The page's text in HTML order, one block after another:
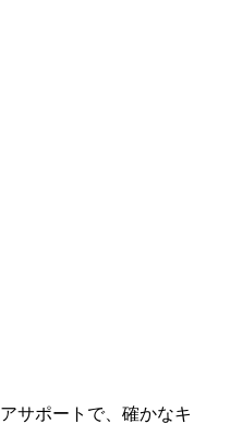
サポートで、 確かなキ